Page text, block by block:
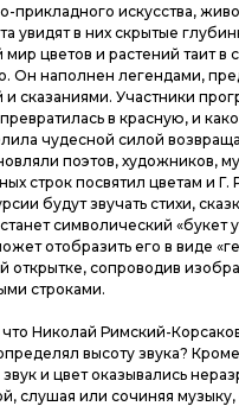
прикладного искусства,
увидят в них скрытые
цветов и растений таит в
Он наполнен легендами,
сказаниями. Участники
в красную, и
чудесной силой
поэтов, художников,
строк посвятил цветам и
будут звучать стихи,
символический «букет
отобразить его в виде
открытке, сопроводив
строками.
Николай Римский-
высоту звука? Кроме
и цвет оказывались
слушая или сочиняя музыку,